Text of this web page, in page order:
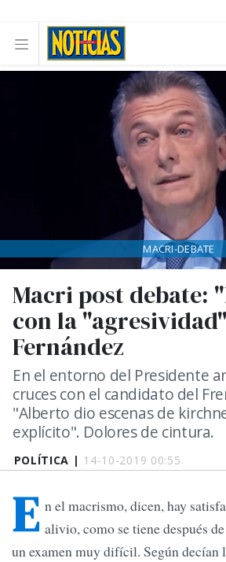
POLÍTICA | 14-10-2019 00:55
Macri post debate:
con la
Fernández
En el entorno del Presidente
cruces con el candidato del
"Alberto dio escenas de
explícito". Dolores de cintura.
MACRI-DEBATE
E n el macrismo, dicen, hay
alivio, como se tiene después
un examen muy difícil. Según decían